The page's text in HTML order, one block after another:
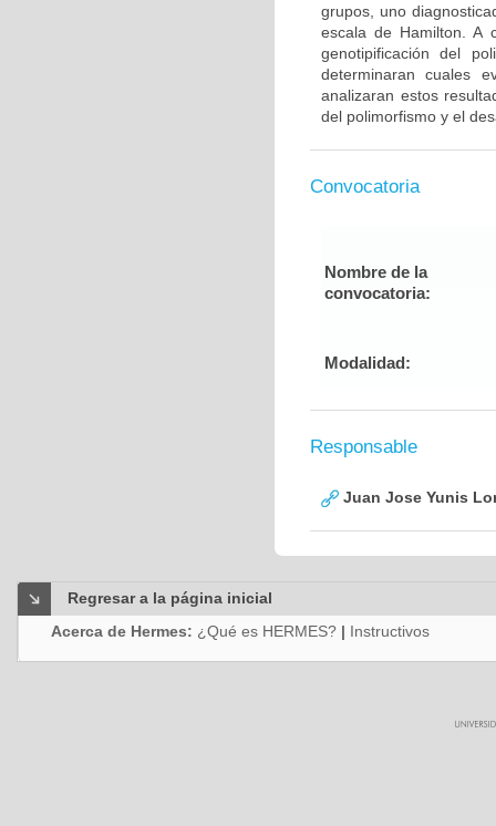
grupos, uno
escala de Hamilton. A
genotipificación del
determinaran cuales
analizaran estos
del polimorfismo y el
Convocatoria
Nombre de la
convocatoria:
Modalidad:
Responsable
Juan Jose Yunis
Regresar a la página inicial
Acerca de Hermes: ¿Qué es HERMES? | Instructivos